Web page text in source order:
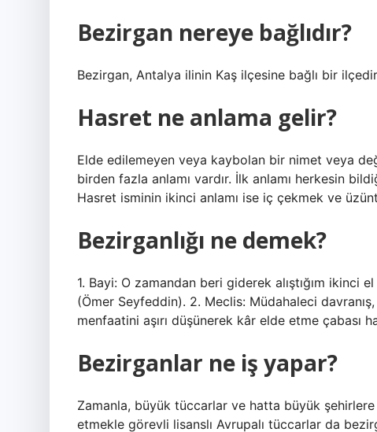
Bezirgan nereye bağlıdır?
Bezirgan, Antalya ilinin Kaş ilçesine bağlı bir
Hasret ne anlama gelir?
Elde edilemeyen veya kaybolan bir nimet veya
birden fazla anlamı vardır. İlk anlamı herkesin
Hasret isminin ikinci anlamı ise iç çekmek ve
Bezirganlığı ne demek?
1. Bayi: O zamandan beri giderek alıştığım
(Ömer Seyfeddin). 2. Meclis: Müdahaleci
menfaatini aşırı düşünerek kâr elde etme çabası
Bezirganlar ne iş yapar?
Zamanla, büyük tüccarlar ve hatta büyük
etmekle görevli lisanslı Avrupalı ​​tüccarlar da